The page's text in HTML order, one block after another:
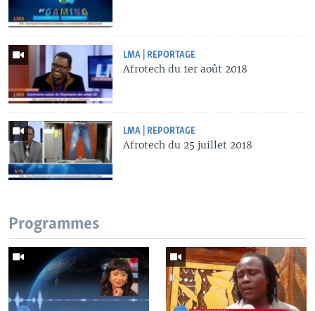
LMA | REPORTAGE
Afrotech du 1er août 2018
LMA | REPORTAGE
Afrotech du 25 juillet 2018
Programmes